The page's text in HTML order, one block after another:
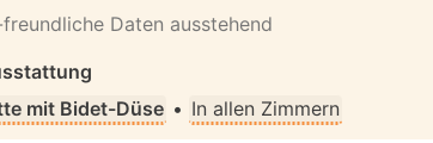
Daten ausstehend
mit Bidet-Düse • In allen Zimmern